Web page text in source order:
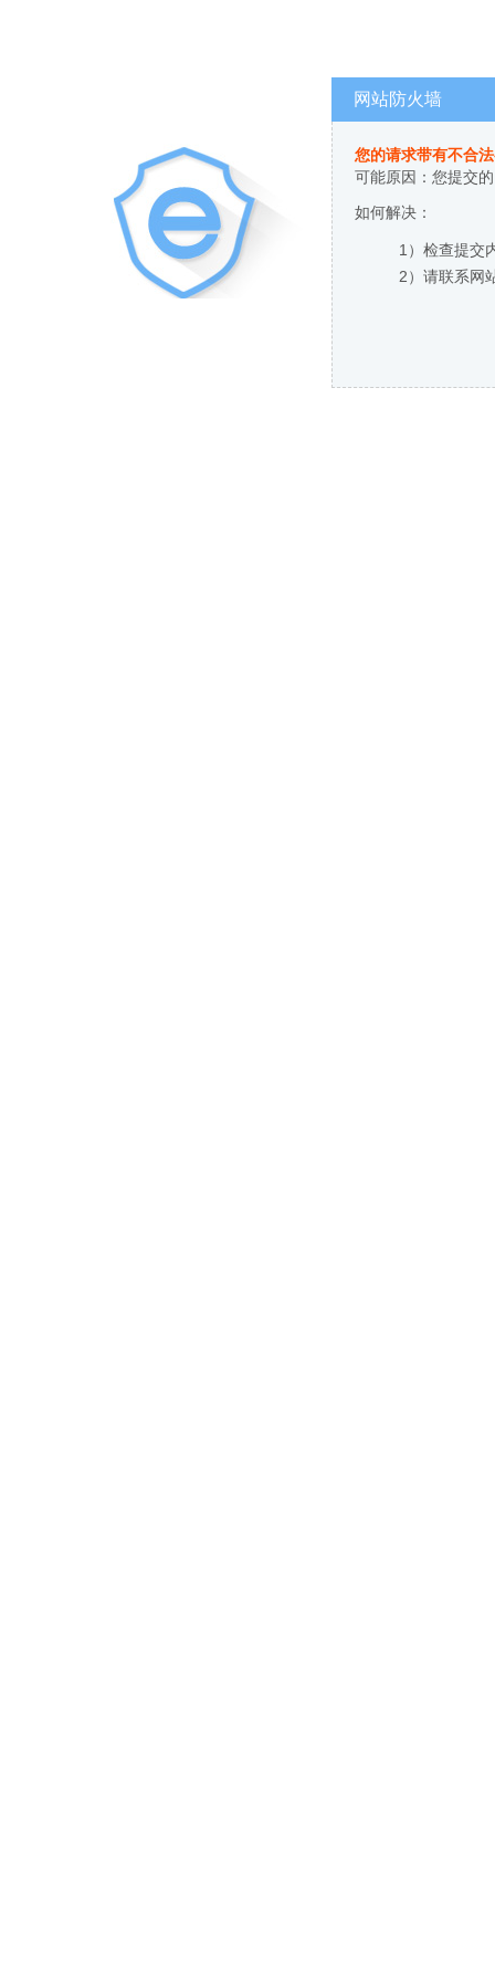
网站防火墙
您的请求带有不合
可能原因：您提交
如何解决：
1）检查提交
2）请联系网